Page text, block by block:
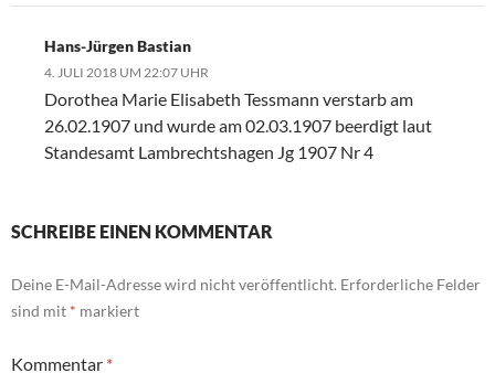
Hans-Jürgen Bastian
4. JULI 2018 UM 22:07 UHR
Dorothea Marie Elisabeth Tessmann verstarb am
26.02.1907 und wurde am 02.03.1907 beerdigt laut
Standesamt Lambrechtshagen Jg 1907 Nr 4
SCHREIBE EINEN KOMMENTAR
Deine E-Mail-Adresse wird nicht veröffentlicht. Erforderliche Felder
sind mit * markiert
Kommentar *